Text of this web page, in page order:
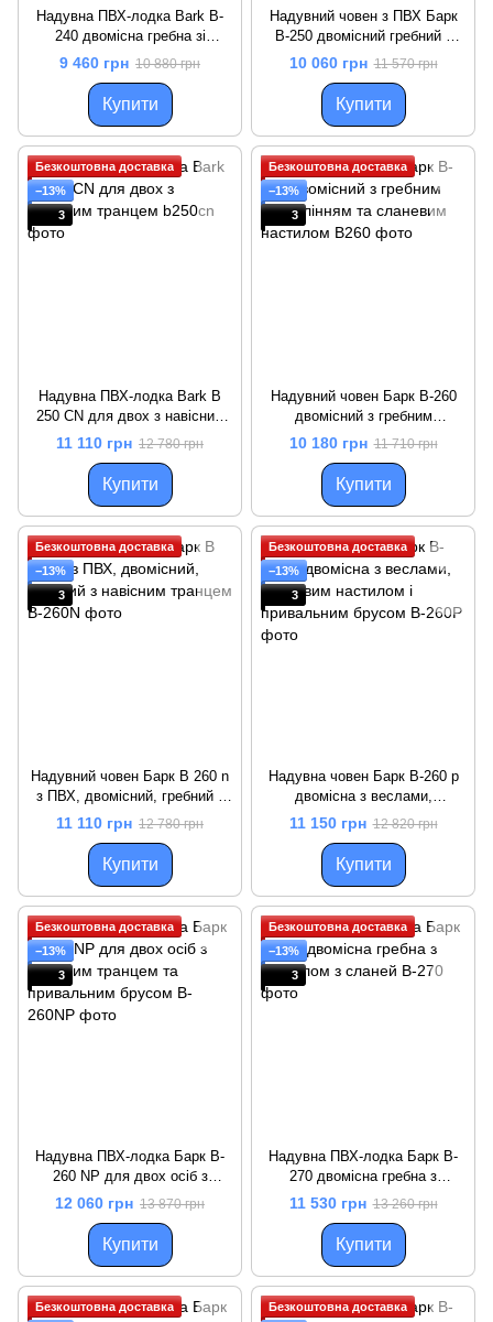
Надувна ПВХ-лодка Bark B-
240 двомісна гребна зі
сланню
9 460 грн 10 880 грн
Купити
Надувний човен з ПВХ Барк
B-250 двомісний гребний з
жорстким дном
10 060 грн 11 570 грн
Купити
Безкоштовна доставка
−13%
3
Надувна ПВХ-лодка Bark B
250 CN для двох з навісним
транцем
11 110 грн 12 780 грн
Купити
Безкоштовна доставка
−13%
3
Надувний човен Барк B-260
двомісний з гребним
управлінням та сланевим
настилом
10 180 грн 11 710 грн
Купити
Безкоштовна доставка
−13%
3
Надувний човен Барк B 260 n
з ПВХ, двомісний, гребний з
навісним транцем
11 110 грн 12 780 грн
Купити
Безкоштовна доставка
−13%
3
Надувна човен Барк B-260 p
двомісна з веслами,
сланевим настилом і
привальним брусом
11 150 грн 12 820 грн
Купити
Безкоштовна доставка
−13%
3
Надувна ПВХ-лодка Барк B-
260 NP для двох осіб з
навісним транцем та
привальним брусом
12 060 грн 13 870 грн
Купити
Безкоштовна доставка
−13%
3
Надувна ПВХ-лодка Барк B-
270 двомісна гребна з
настилом з сланей
11 530 грн 13 260 грн
Купити
Безкоштовна доставка
Безкоштовна доставка